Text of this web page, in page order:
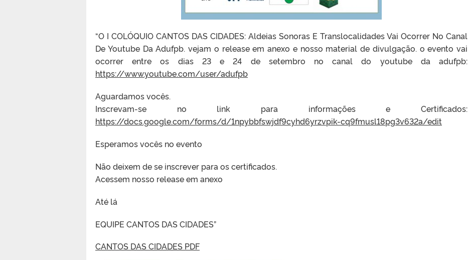
“O I COLÓQUIO CANTOS DAS CIDADES: Aldeias Sonoras E Translocalidades Vai Ocorrer No Canal
De Youtube Da Adufpb. vejam o release em anexo e nosso material de divulgação. o evento vai
ocorrer entre os dias 23 e 24 de setembro no canal do youtube da adufpb:
https://www.youtube.com/user/adufpb
Aguardamos vocês.
Inscrevam-se no link para informações e Certificados:
https://docs.google.com/forms/d/1npybbfswjdf9cyhd6yrzvpik-cq9fmusl18pg3v632a/edit
Esperamos vocês no evento
Não deixem de se inscrever para os certificados.
Acessem nosso release em anexo
Até lá
EQUIPE CANTOS DAS CIDADES”
CANTOS DAS CIDADES PDF